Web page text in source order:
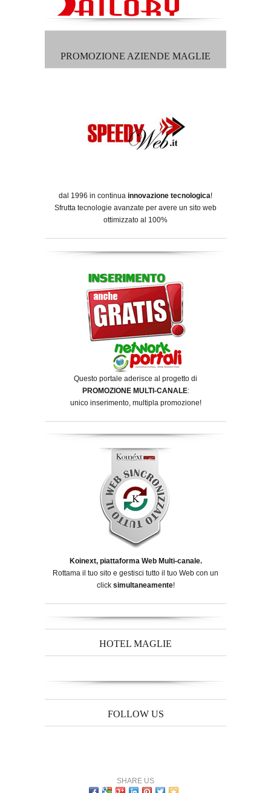
PROMOZIONE AZIENDE MAGLIE
dal 1996 in continua innovazione tecnologica!
Sfrutta tecnologie avanzate per avere un sito web
ottimizzato al 100%
Questo portale aderisce al progetto di
PROMOZIONE MULTI-CANALE:
unico inserimento, multipla promozione!
Koinext, piattaforma Web Multi-canale.
Rottama il tuo sito e gestisci tutto il tuo Web con un
click simultaneamente!
HOTEL MAGLIE
FOLLOW US
SHARE US